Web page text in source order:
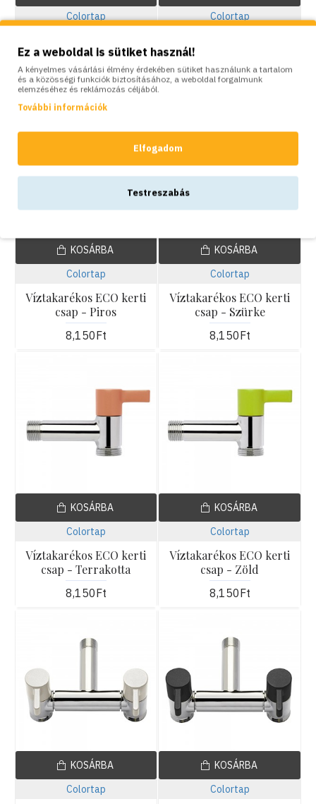
Colortap
csap - Khaki
8,150Ft
Colortap
8,150Ft
Colortap
Víztakarékos ECO kerti
csap - Piros
8,150Ft
KOSÁRBA
Colortap
Víztakarékos ECO kerti
csap - Szürke
8,150Ft
KOSÁRBA
Colortap
Víztakarékos ECO kerti
csap - Terrakotta
8,150Ft
KOSÁRBA
Colortap
Víztakarékos ECO kerti
csap - Zöld
8,150Ft
KOSÁRBA
Colortap
KOSÁRBA
Colortap
KOSÁRBA
Ez a weboldal is sütiket használ!
A kényelmes vásárlási élmény érdekében sütiket használunk a tartalom
és a közösségi funkciók biztosításához, a weboldal forgalmunk
elemzéséhez és reklámozás céljából.
További információk
Elfogadom
Testreszabás